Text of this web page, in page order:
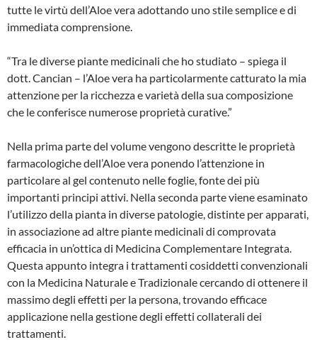
tutte le virtù dell’Aloe vera adottando uno stile semplice e di
immediata comprensione.
“Tra le diverse piante medicinali che ho studiato – spiega il
dott. Cancian – l’Aloe vera ha particolarmente catturato la mia
attenzione per la ricchezza e varietà della sua composizione
che le conferisce numerose proprietà curative.”
Nella prima parte del volume vengono descritte le proprietà
farmacologiche dell’Aloe vera ponendo l’attenzione in
particolare al gel contenuto nelle foglie, fonte dei più
importanti principi attivi. Nella seconda parte viene esaminato
l’utilizzo della pianta in diverse patologie, distinte per apparati,
in associazione ad altre piante medicinali di comprovata
efficacia in un’ottica di Medicina Complementare Integrata.
Questa appunto integra i trattamenti cosiddetti convenzionali
con la Medicina Naturale e Tradizionale cercando di ottenere il
massimo degli effetti per la persona, trovando efficace
applicazione nella gestione degli effetti collaterali dei
trattamenti.